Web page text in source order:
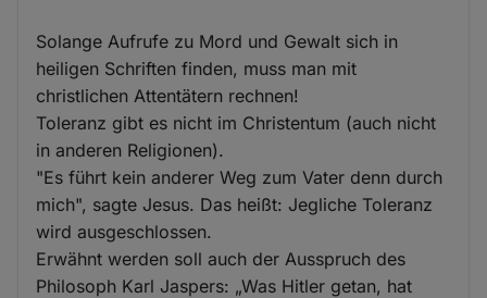
Solange Aufrufe zu Mord und Gewalt sich in
heiligen Schriften finden, muss man mit
christlichen Attentätern rechnen!
Toleranz gibt es nicht im Christentum (auch nicht
in anderen Religionen).
"Es führt kein anderer Weg zum Vater denn durch
mich", sagte Jesus. Das heißt: Jegliche Toleranz
wird ausgeschlossen.
Erwähnt werden soll auch der Ausspruch des
Philosoph Karl Jaspers: „Was Hitler getan, hat